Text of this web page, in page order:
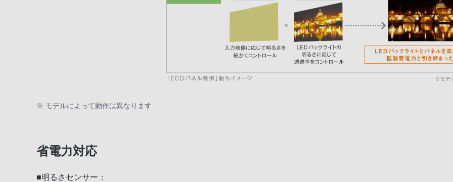
※ モデルによって動作は異なります
省電力対応
■明るさセンサー：